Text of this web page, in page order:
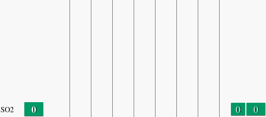
SO2 0 0 0